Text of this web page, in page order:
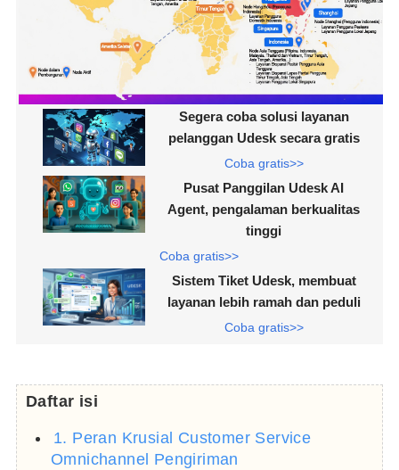
Segera coba solusi layanan
pelanggan Udesk secara gratis
Coba gratis>>
Pusat Panggilan Udesk AI
Agent, pengalaman berkualitas
tinggi
Coba gratis>>
Sistem Tiket Udesk, membuat
layanan lebih ramah dan peduli
Coba gratis>>
Daftar isi
1. Peran Krusial Customer Service
Omnichannel Pengiriman